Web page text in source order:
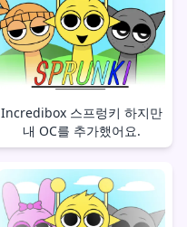
Incredibox 스프렁키 하지만
내 OC를 추가했어요.